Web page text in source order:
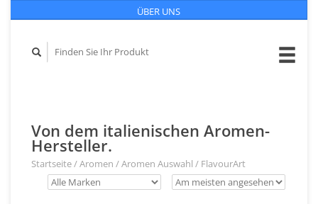
ÜBER UNS
Von dem italienischen Aromen-
Hersteller.
Startseite/Aromen /Aromen Auswahl / FlavourArt